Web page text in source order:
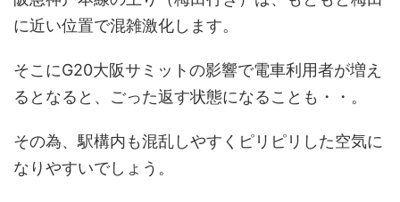
に近い位置で混雑激化します。
そこにG20大阪サミットの影響で電車利用者が増え
るとなると、ごった返す状態になることも・・。
その為、駅構内も混乱しやすくピリピリした空気に
なりやすいでしょう。